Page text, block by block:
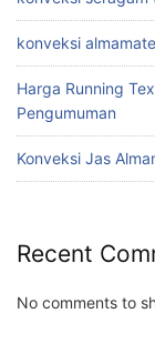
konveksi
Harga Running
Pengumuman
Konveksi Jas
Recent
No comments to